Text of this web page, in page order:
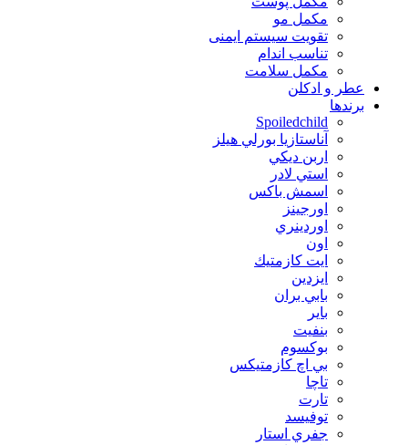
مکمل مو
تقویت سیستم ایمنی
تناسب اندام
مکمل سلامت
عطر و ادکلن
برندها
Spoiledchild
آناستازيا بورلي هيلز
اربن ديكي
استي لادر
اسمش باكس
اورجينز
اوردينري
اون
ايت كازمتيك
ايزدين
بابي بران
بایر
بنفيت
بوكسوم
بي اچ كازمتيكس
تاچا
تارت
توفيسد
جفري استار